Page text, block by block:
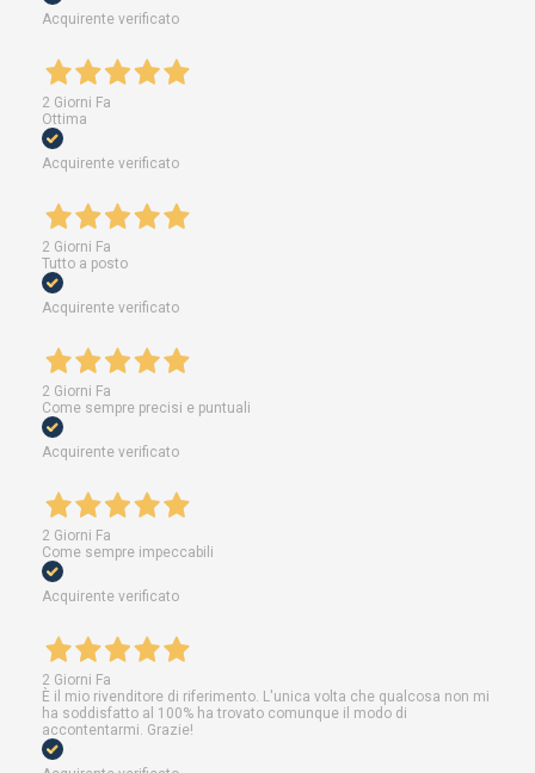
Acquirente verificato
2 Giorni Fa
Ottima
Acquirente verificato
2 Giorni Fa
Tutto a posto
Acquirente verificato
2 Giorni Fa
Come sempre precisi e puntuali
Acquirente verificato
2 Giorni Fa
Come sempre impeccabili
Acquirente verificato
2 Giorni Fa
È il mio rivenditore di riferimento. L'unica volta che qualcosa non mi
ha soddisfatto al 100% ha trovato comunque il modo di
accontentarmi. Grazie!